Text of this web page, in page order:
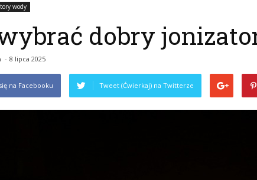
wody
dobry
- 8 lipca 2025
na Facebooku Tweet (Ćwierkaj) na Twitterze